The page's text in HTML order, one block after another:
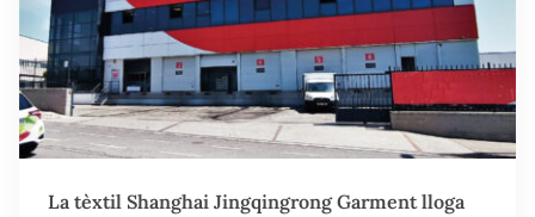
La tèxtil Shanghai Jingqingrong Garment lloga